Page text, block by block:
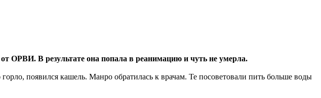
ОРВИ. В результате она попала в реанимацию и чуть не умерла.
появился кашель. Манро обратилась к врачам. Те посоветовали пить больше воды